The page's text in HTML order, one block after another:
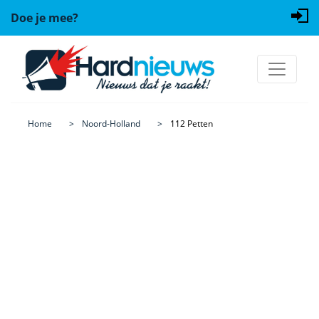
Doe je mee?
Home Noord-Holland 112 Petten